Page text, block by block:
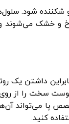
شود.
خشک می‌شوند و
داشتن یک
سخت را از
پا می‌تواند
کنید.